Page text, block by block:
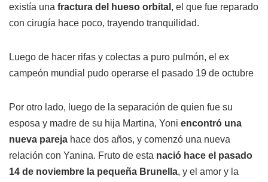
existía una fractura del hueso orbital , el que fue reparado
con cirugía hace poco, trayendo tranquilidad.
Luego de hacer rifas y colectas a puro pulmón, el ex
campeón mundial pudo operarse el pasado 19 de octubre
Por otro lado, luego de la separación de quien fue su
esposa y madre de su hija Martina, Yoni encontró una
nueva pareja hace dos años, y comenzó una nueva
relación con Yanina. Fruto de esta nació hace el pasado
14 de noviembre la pequeña Brunella, y el amor y la